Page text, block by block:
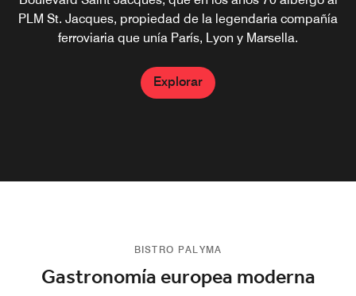
PLM St. Jacques, propiedad de la legendaria compañía
ferroviaria que unía París, Lyon y Marsella.
Explorar
Explorar
habitación Ejecutiva, la suite Junior y la suite
Champagne, y totalmente gratis para socios Platinum,
Explorar
Explorar
Explorar
BISTRO PALYMA
Gastronomía europea moderna